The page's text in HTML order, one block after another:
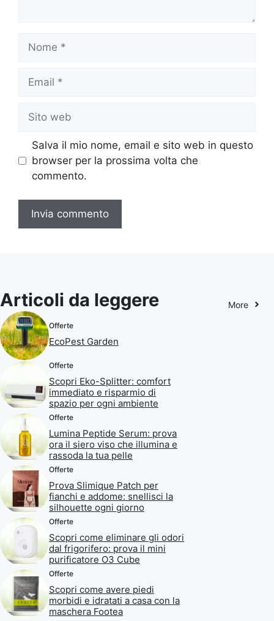
Nome
Email
Sito
web
Salva il mio nome, email e sito web in questo
browser per la prossima volta che
commento.
Articoli da leggere More
Offerte
EcoPest Garden
Offerte
Scopri Eko-Splitter: comfort
immediato e risparmio di
spazio per ogni ambiente
Offerte
Lumina Peptide Serum: prova
ora il siero viso che illumina e
rassoda la tua pelle
Offerte
Prova Slimique Patch per
fianchi e addome: snellisci la
silhouette ogni giorno
Offerte
Scopri come eliminare gli odori
dal frigorifero: prova il mini
purificatore O3 Cube
Offerte
Scopri come avere piedi
morbidi e idratati a casa con la
maschera Footea